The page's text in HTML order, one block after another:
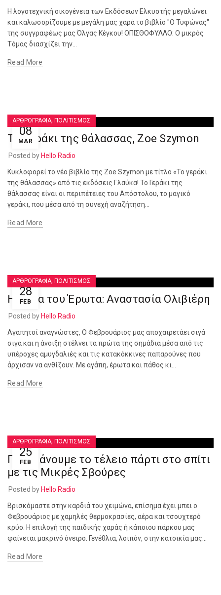
Η λογοτεχνική οικογένεια των Εκδόσεων Ελκυστής μεγαλώνει
και καλωσορίζουμε με μεγάλη μας χαρά το βιβλίο "Ο Τυφώνας"
της συγγραφέως μας Όλγας Κέγκου! ΟΠΙΣΘΟΦΥΛΛΟ: Ο μικρός
Τόμας διασχίζει την...
Read More
08
MAR
ΑΡΘΡΟΓΡΑΦΙΑ, ΠΟΛΙΤΙΣΜΟΣ
Το γεράκι της θάλασσας, Zoe Szymon
Posted by Hello Radio
Κυκλοφορεί το νέο βιβλίο της Zoe Szymon με τίτλο «Το γεράκι
της θάλασσας» από τις εκδόσεις Γλαύκα! Το Γεράκι της
θάλασσας είναι οι περιπέτειες του Απόστολου, το μαγικό
γεράκι, που μέσα από τη συνεχή αναζήτηση...
Read More
28
FEB
ΑΡΘΡΟΓΡΑΦΙΑ, ΠΟΛΙΤΙΣΜΟΣ
Η Πένα του Έρωτα: Αναστασία Ολιβιέρη
Posted by Hello Radio
Αγαπητοί αναγνώστες, Ο Φεβρουάριος μας αποχαιρετάει σιγά
σιγά και η άνοιξη στέλνει τα πρώτα της σημάδια μέσα από τις
υπέροχες αμυγδαλιές και τις κατακόκκινες παπαρούνες που
άρχισαν να ανθίζουν. Με αγάπη, έρωτα και πάθος κι...
Read More
25
FEB
ΑΡΘΡΟΓΡΑΦΙΑ, ΠΟΛΙΤΙΣΜΟΣ
Πώς κάνουμε το τέλειο πάρτι στο σπίτι
με τις Μικρές Σβούρες
Posted by Hello Radio
Βρισκόμαστε στην καρδιά του χειμώνα, επίσημα έχει μπει ο
Φεβρουάριος με χαμηλές θερμοκρασίες, αέρα και τσουχτερό
κρύο. Η επιλογή της παιδικής χαράς ή κάποιου πάρκου μας
φαίνεται μακρινό όνειρο. Γενέθλια, λοιπόν, στην κατοικία μας...
Read More